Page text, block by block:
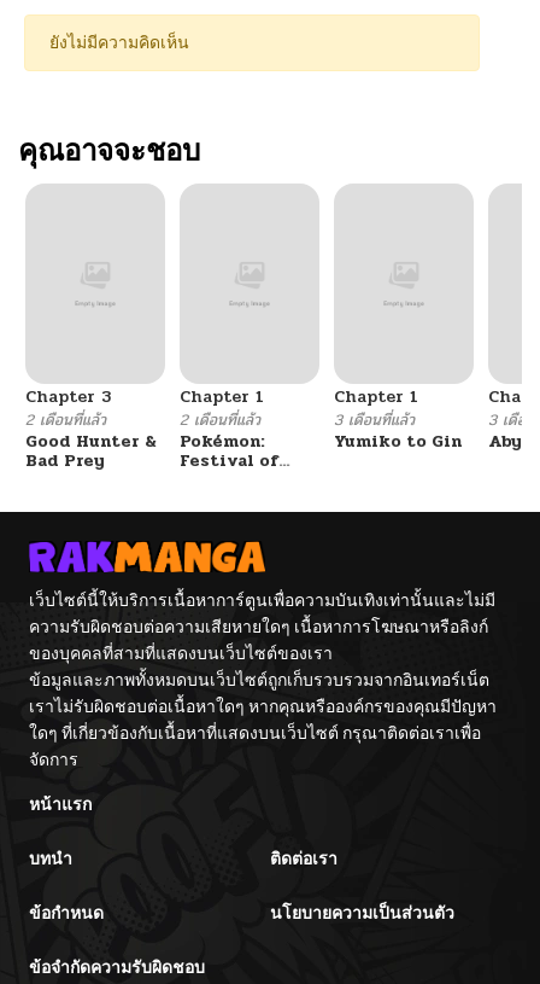
ยังไม่มีความคิดเห็น
คุณอาจจะชอบ
Chapter 3
2 เดือนที่แล้ว
Good Hunter &
Bad Prey
Chapter 1
2 เดือนที่แล้ว
Pokémon:
Festival of
Chapter 1
3 เดือนที่แล้ว
Yumiko to Gin
3 เดือน
เว็บไซต์นี้ให้บริการเนื้อหาการ์ตูนเพื่อความบันเทิงเท่านั้นและไม่มี
ความรับผิดชอบต่อความเสียหายใดๆ เนื้อหาการโฆษณาหรือลิงก์
ของบุคคลที่สามที่แสดงบนเว็บไซต์ของเรา
ข้อมูลและภาพทั้งหมดบนเว็บไซต์ถูกเก็บรวบรวมจากอินเทอร์เน็ต
เราไม่รับผิดชอบต่อเนื้อหาใดๆ หากคุณหรือองค์กรของคุณมีปัญหา
ใดๆ ที่เกี่ยวข้องกับเนื้อหาที่แสดงบนเว็บไซต์ กรุณาติดต่อเราเพื่อ
จัดการ
หน้าแรก
บทนำ ติดต่อเรา
ข้อกำหนด นโยบายความเป็นส่วนตัว
ข้อจำกัดความรับผิดชอบ